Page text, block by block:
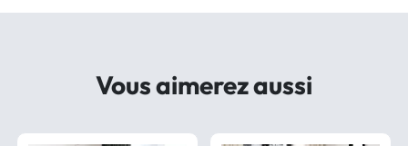
Vous aimerez aussi